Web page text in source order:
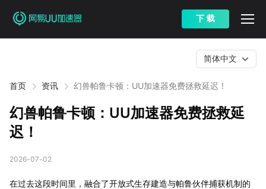
下 载
首页 资讯 幻兽帕鲁卡顿：UU加速器免费拯救延迟！
简体中文
幻兽帕鲁卡顿：UU加速器免费拯救延
迟！
2026-07-02
在过去这段时间里，融合了开放式生存建造与帕鲁伙伴捕获机制的